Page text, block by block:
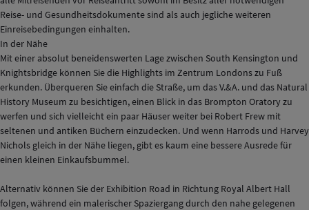
Reise- und Gesundheitsdokumente sind als auch jegliche weiteren
Einreisebedingungen einhalten.
In der Nähe
Mit einer absolut beneidenswerten Lage zwischen South Kensington und
Knightsbridge können Sie die Highlights im Zentrum Londons zu Fuß
erkunden. Überqueren Sie einfach die Straße, um das V.&A. und das Natural
History Museum zu besichtigen, einen Blick in das Brompton Oratory zu
werfen und sich vielleicht ein paar Häuser weiter bei Robert Frew mit
seltenen und antiken Büchern einzudecken. Und wenn Harrods und Harvey
Nichols gleich in der Nähe liegen, gibt es kaum eine bessere Ausrede für
einen kleinen Einkaufsbummel.
Alternativ können Sie der Exhibition Road in Richtung Royal Albert Hall
folgen, während ein malerischer Spaziergang durch den nahe gelegenen